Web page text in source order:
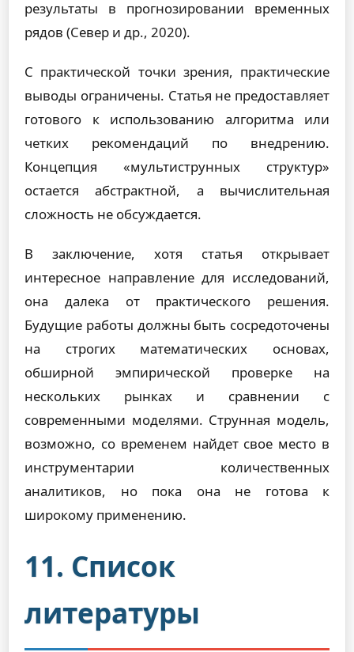
результаты в прогнозировании временных
рядов (Север и др., 2020).
С практической точки зрения, практические
выводы ограничены. Статья не предоставляет
готового к использованию алгоритма или
четких рекомендаций по внедрению.
Концепция «мультиструнных структур»
остается абстрактной, а вычислительная
сложность не обсуждается.
В заключение, хотя статья открывает
интересное направление для исследований,
она далека от практического решения.
Будущие работы должны быть сосредоточены
на строгих математических основах,
обширной эмпирической проверке на
нескольких рынках и сравнении с
современными моделями. Струнная модель,
возможно, со временем найдет свое место в
инструментарии количественных
аналитиков, но пока она не готова к
широкому применению.
11. Список
литературы